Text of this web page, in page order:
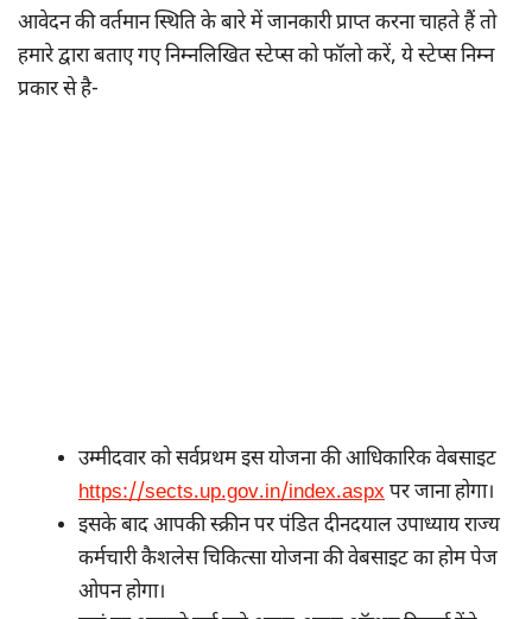
आवेदन की वर्तमान स्थिति के बारे में जानकारी प्राप्त करना चाहते हैं तो
हमारे द्वारा बताए गए निम्नलिखित स्टेप्स को फॉलो करें, ये स्टेप्स निम्न
प्रकार से है-
उम्मीदवार को सर्वप्रथम इस योजना की आधिकारिक वेबसाइट
https://sects.up.gov.in/index.aspxपर जाना होगा।
इसके बाद आपकी स्क्रीन पर पंडित दीनदयाल उपाध्याय राज्य
कर्मचारी कैशलेस चिकित्सा योजना की वेबसाइट का होम पेज
ओपन होगा।